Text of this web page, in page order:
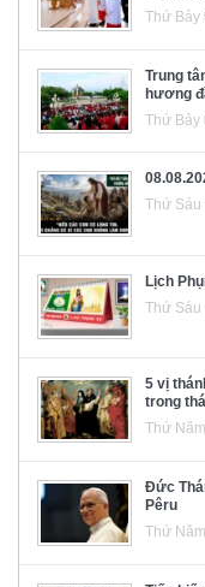
Thứ Bảy
Trung
hương
Thứ Bảy
Thứ Sáu
Lịch
Thứ Sáu
5 vị
trong
Thứ
Đức
Pêru
Thứ